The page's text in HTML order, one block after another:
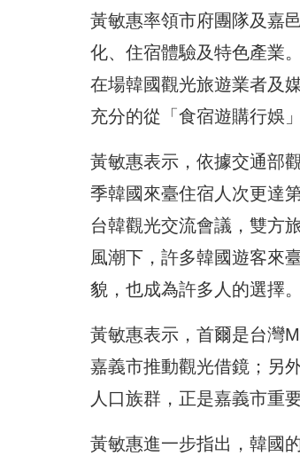
黃敏惠率領市府團隊及嘉
化、住宿體驗及特色產業
在場韓國觀光旅遊業者及
充分的從「食宿遊購行娛
黃敏惠表示，依據交通部
季韓國來臺住宿人次更達
台韓觀光交流會議，雙方
風潮下，許多韓國遊客來
貌，也成為許多人的選擇。
黃敏惠表示，首爾是台灣
嘉義市推動觀光借鏡；另
人口族群，正是嘉義市重
黃敏惠進一步指出，韓國